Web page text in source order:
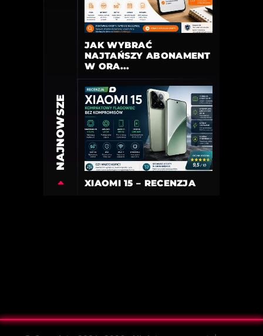
NAJNOWSZE
JAK WYBRAĆ
NAJTAŃSZY ABONAMENT
W ORA...
XIAOMI 15 – RECENZJA